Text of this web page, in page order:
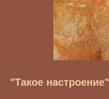
"Такое настроение"